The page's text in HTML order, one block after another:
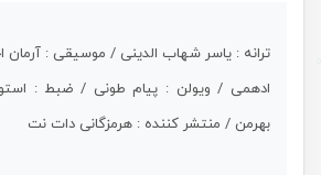
ترانه : یاسر شهاب الدینی / موسیقی : آرمان
ادهمی / ویولن : پیام طونی / ضبط :
بهرمن / منتشر کننده : هرمزگانی دات نت